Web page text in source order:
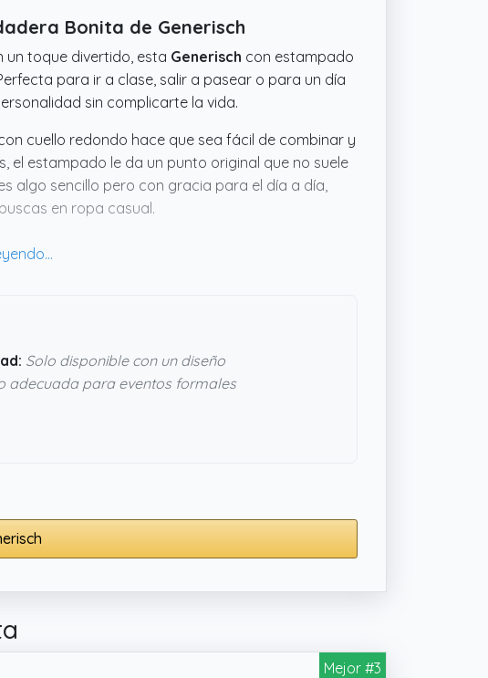
Bonita de Generisch
un toque divertido, esta Generisch con estampado
para ir a clase, salir a pasear o para un día
sin complicarte la vida.
cuello redondo hace que sea fácil de combinar y
el estampado le da un punto original que no suele
algo sencillo pero con gracia para el día a día,
en ropa casual.
Solo disponible con un diseño
adecuada para eventos formales
Mejor #3